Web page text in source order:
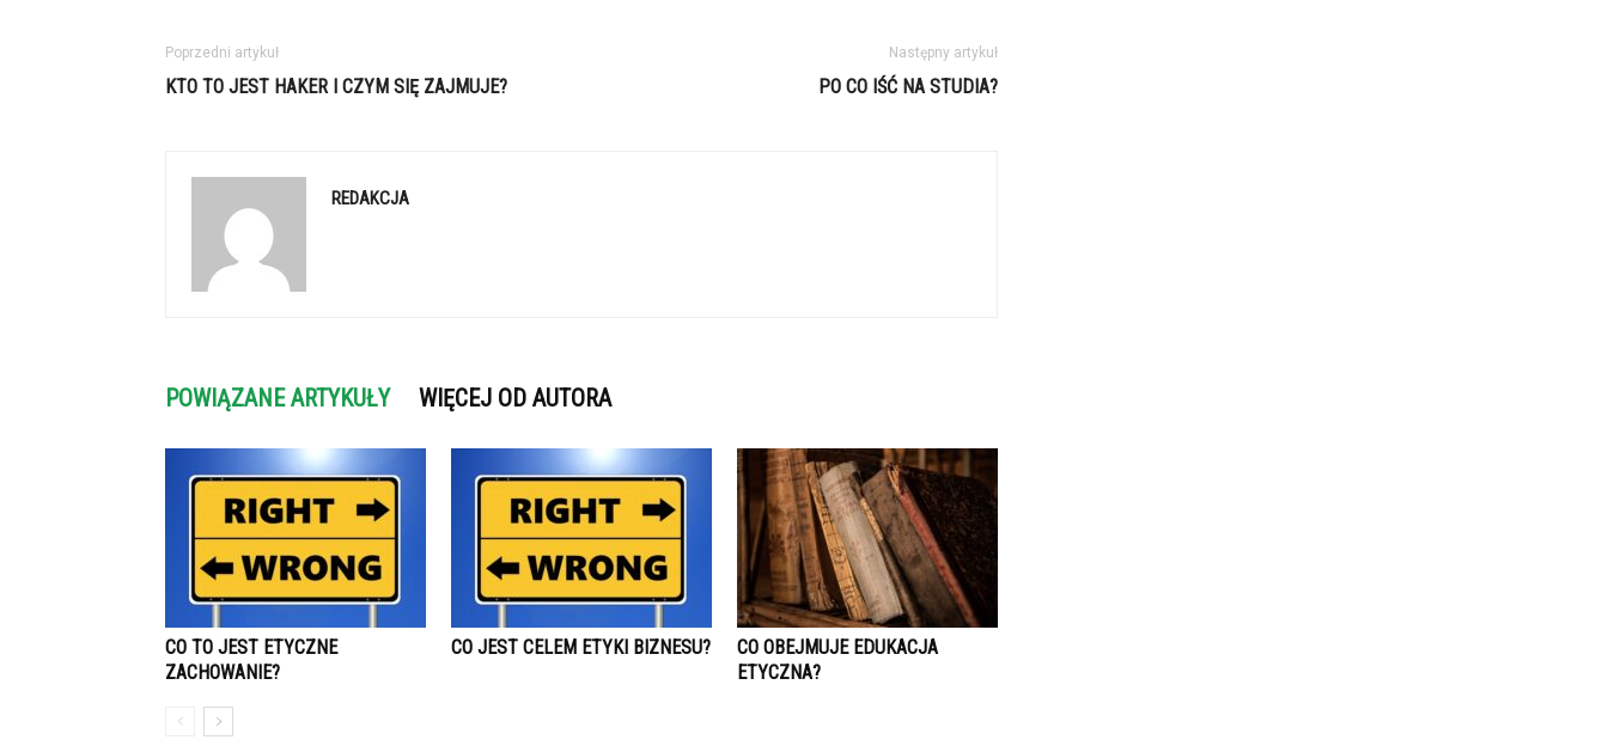
Poprzedni artykuł
KTO TO JEST HAKER I CZYM SIĘ ZAJMUJE?
Następny artykuł
PO CO IŚĆ NA STUDIA?
REDAKCJA
POWIĄZANE ARTYKUŁY WIĘCEJ OD AUTORA
CO TO JEST ETYCZNE
ZACHOWANIE?
CO JEST CELEM ETYKI BIZNESU?
CO OBEJMUJE EDUKACJA
ETYCZNA?